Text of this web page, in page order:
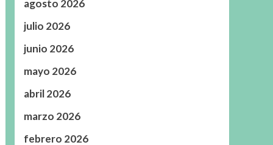
agosto 2026
julio 2026
junio 2026
mayo 2026
abril 2026
marzo 2026
febrero 2026